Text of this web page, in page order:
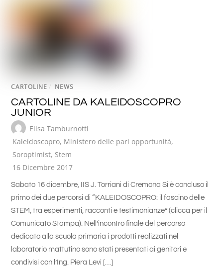
CARTOLINE / NEWS
CARTOLINE DA KALEIDOSCOPRO
JUNIOR
Elisa Tamburnotti
Kaleidoscopro, Ministero delle pari opportunità,
Soroptimist, Stem
16 Dicembre 2017
Sabato 16 dicembre, IIS J. Torriani di Cremona Si è concluso il
primo dei due percorsi di “KALEIDOSCOPRO: il fascino delle
STEM, tra esperimenti, racconti e testimonianze” (clicca per il
Comunicato Stampa). Nell’incontro finale del percorso
dedicato alla scuola primaria i prodotti realizzati nel
laboratorio mattutino sono stati presentati ai genitori e
condivisi con l’Ing. Piera Levi […]